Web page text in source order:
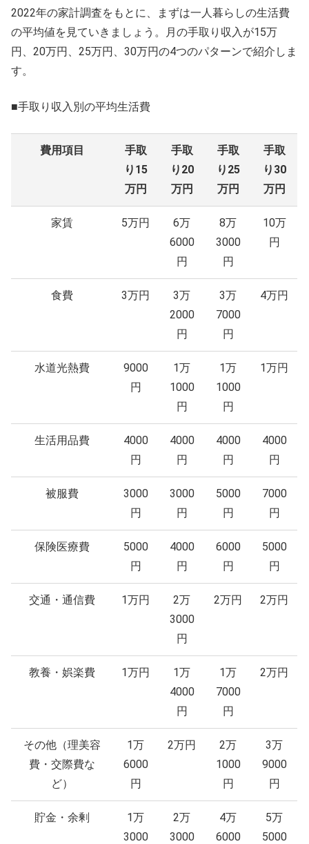
2022年の家計調査をもとに、まずは一人暮らしの生活費
の平均値を見ていきましょう。月の手取り収入が15万
円、20万円、25万円、30万円の4つのパターンで紹介しま
す。
■手取り収入別の平均生活費
費用項目
手取
り15
万円
手取
り20
万円
手取
り25
万円
手取
り30
万円
家賃 5万円
6万
6000
円
8万
3000
円
10万
円
食費 3万円
3万
2000
円
3万
7000
円
4万円
水道光熱費
9000
円
1万
1000
円
1万
1000
円
1万円
生活用品費
4000
円
4000
円
4000
円
4000
円
被服費
3000
円
3000
円
5000
円
7000
円
保険医療費
5000
円
4000
円
6000
円
5000
円
交通・通信費 1万円
2万
3000
円
2万円 2万円
教養・娯楽費 1万円
1万
4000
円
1万
7000
円
2万円
その他（理美容
費・交際費な
ど）
1万
6000
円
2万円
2万
1000
円
3万
9000
円
貯金・余剰
1万
3000
2万
3000
4万
6000
5万
5000